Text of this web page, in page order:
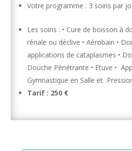
Votre programme : 3 soins par
Les soins : • Cure de boisson à
rénale ou déclive • Aérobain •
applications de cataplasmes •
Douche Pénétrante • Etuve •
Gymnastique en Salle et
Tarif : 250 €